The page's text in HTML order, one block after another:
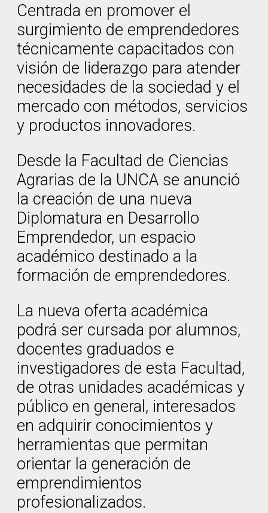
Centrada en promover el
surgimiento de emprendedores
técnicamente capacitados con
visión de liderazgo para atender
necesidades de la sociedad y el
mercado con métodos, servicios
y productos innovadores.
Desde la Facultad de Ciencias
Agrarias de la UNCA se anunció
la creación de una nueva
Diplomatura en Desarrollo
Emprendedor, un espacio
académico destinado a la
formación de emprendedores.
La nueva oferta académica
podrá ser cursada por alumnos,
docentes graduados e
investigadores de esta Facultad,
de otras unidades académicas y
público en general, interesados
en adquirir conocimientos y
herramientas que permitan
orientar la generación de
emprendimientos
profesionalizados.